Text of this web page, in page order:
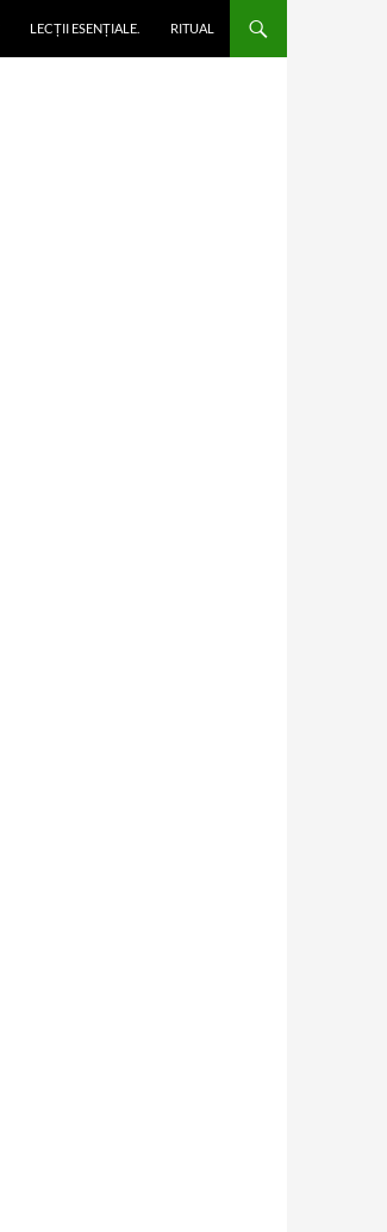
LECȚII ESENȚIALE. RITUAL